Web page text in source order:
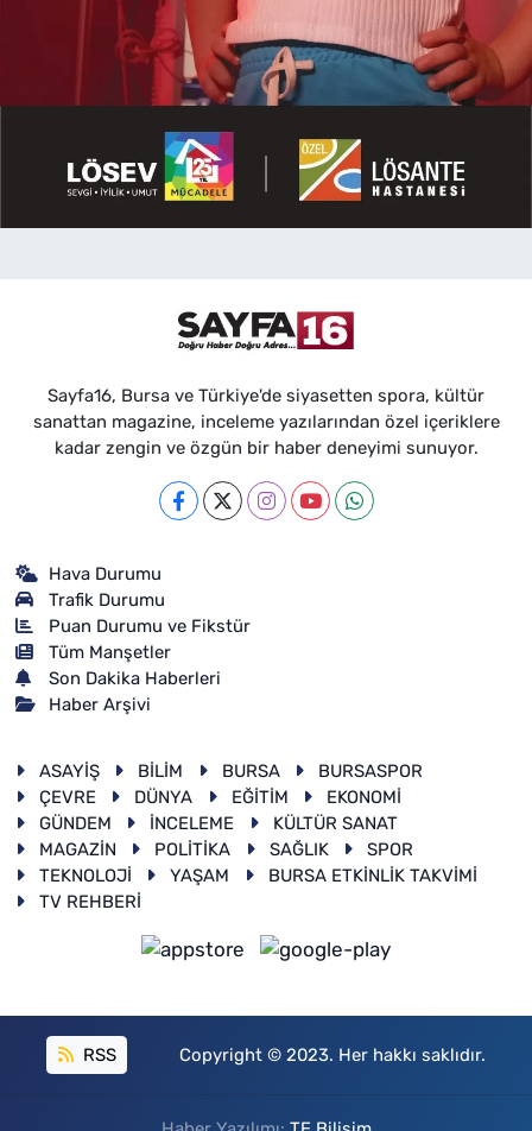
Sayfa16, Bursa ve Türkiye'de siyasetten spora, kültür
sanattan magazine, inceleme yazılarından özel içeriklere
kadar zengin ve özgün bir haber deneyimi sunuyor.
Hava Durumu
Trafik Durumu
Puan Durumu ve Fikstür
Tüm Manşetler
Son Dakika Haberleri
Haber Arşivi
ASAYİŞ BİLİM BURSA
BURSASPOR
ÇEVRE
DÜNYA EĞİTİM
EKONOMİ
GÜNDEM
İNCELEME
KÜLTÜR SANAT
MAGAZİN
POLİTİKA SAĞLIK
SPOR
TEKNOLOJİ
YAŞAM
BURSA ETKİNLİK TAKVİMİ
TV REHBERİ
RSS Copyright © 2023. Her hakkı saklıdır.